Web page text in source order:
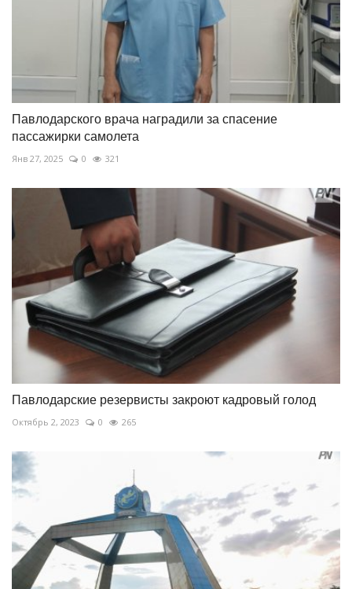
Павлодарского врача наградили за спасение
пассажирки самолета
Янв 27, 2025 0 321
Павлодарские резервисты закроют кадровый голод
Октябрь 2, 2023 0 265